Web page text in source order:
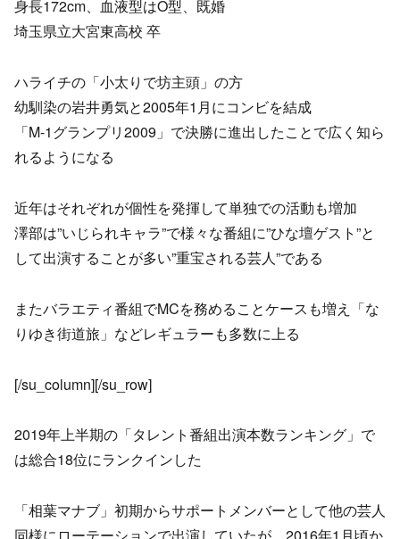
身長172cm、血液型はO型、既婚
埼玉県立大宮東高校 卒
ハライチの「小太りで坊主頭」の方
幼馴染の岩井勇気と2005年1月にコンビを結成
「M-1グランプリ2009」で決勝に進出したことで広く知ら
れるようになる
近年はそれぞれが個性を発揮して単独での活動も増加
澤部は”いじられキャラ”で様々な番組に”ひな壇ゲスト”と
して出演することが多い”重宝される芸人”である
またバラエティ番組でMCを務めることケースも増え「な
りゆき街道旅」などレギュラーも多数に上る
[/su_column][/su_row]
2019年上半期の「タレント番組出演本数ランキング」で
は総合18位にランクインした
「相葉マナブ」初期からサポートメンバーとして他の芸人